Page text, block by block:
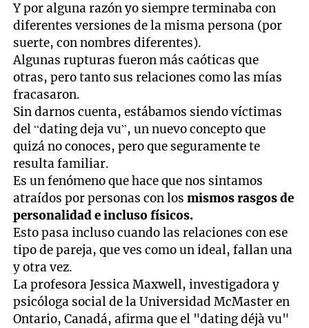
Y por alguna razón yo siempre terminaba con
diferentes versiones de la misma persona (por
suerte, con nombres diferentes).
Algunas rupturas fueron más caóticas que
otras, pero tanto sus relaciones como las mías
fracasaron.
Sin darnos cuenta, estábamos siendo víctimas
del “dating deja vu”, un nuevo concepto que
quizá no conoces, pero que seguramente te
resulta familiar.
Es un fenómeno que hace que nos sintamos
atraídos por personas con losmismos rasgos de
personalidad e incluso físicos.
Esto pasa incluso cuando las relaciones con ese
tipo de pareja, que ves como un ideal, fallan una
y otra vez.
La profesora Jessica Maxwell, investigadora y
psicóloga social de la Universidad McMaster en
Ontario, Canadá, afirma que el "dating déjà vu"